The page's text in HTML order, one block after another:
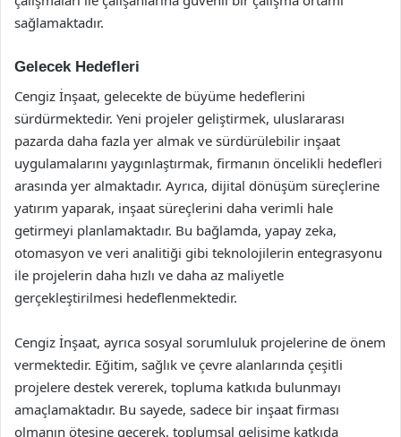
sağlamaktadır.
Gelecek Hedefleri
Cengiz İnşaat, gelecekte de büyüme hedeflerini
sürdürmektedir. Yeni projeler geliştirmek, uluslararası
pazarda daha fazla yer almak ve sürdürülebilir inşaat
uygulamalarını yaygınlaştırmak, firmanın öncelikli hedefleri
arasında yer almaktadır. Ayrıca, dijital dönüşüm süreçlerine
yatırım yaparak, inşaat süreçlerini daha verimli hale
getirmeyi planlamaktadır. Bu bağlamda, yapay zeka,
otomasyon ve veri analitiği gibi teknolojilerin entegrasyonu
ile projelerin daha hızlı ve daha az maliyetle
gerçekleştirilmesi hedeflenmektedir.
Cengiz İnşaat, ayrıca sosyal sorumluluk projelerine de önem
vermektedir. Eğitim, sağlık ve çevre alanlarında çeşitli
projelere destek vererek, topluma katkıda bulunmayı
amaçlamaktadır. Bu sayede, sadece bir inşaat firması
olmanın ötesine geçerek, toplumsal gelişime katkıda